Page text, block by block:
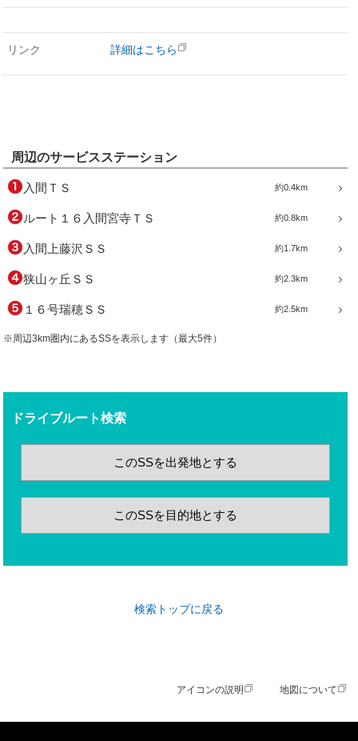
リンク 詳細はこちら
周辺のサービスステーション
約0.4km
入間ＴＳ
約0.8km
ルート１６入間宮寺ＴＳ
約1.7km
入間上藤沢ＳＳ
約2.3km
狭山ヶ丘ＳＳ
約2.5km
１６号瑞穂ＳＳ
※周辺3km圏内にあるSSを表示します（最大5件）
ドライブルート検索
このSSを出発地とする
このSSを目的地とする
検索トップに戻る
アイコンの説明 地図について